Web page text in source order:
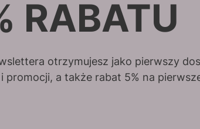
RABATU
otrzymujesz jako pierwszy
a także rabat 5% na